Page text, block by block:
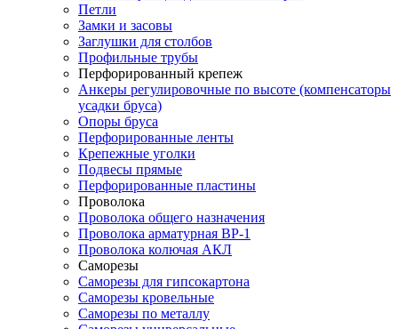
Петли
Замки и засовы
Заглушки для столбов
Профильные трубы
Перфорированный крепеж
Анкеры регулировочные по высоте (компенсаторы
усадки бруса)
Опоры бруса
Перфорированные ленты
Крепежные уголки
Подвесы прямые
Перфорированные пластины
Проволока
Проволока общего назначения
Проволока арматурная ВР-1
Проволока колючая АКЛ
Саморезы
Саморезы для гипсокартона
Саморезы кровельные
Саморезы по металлу